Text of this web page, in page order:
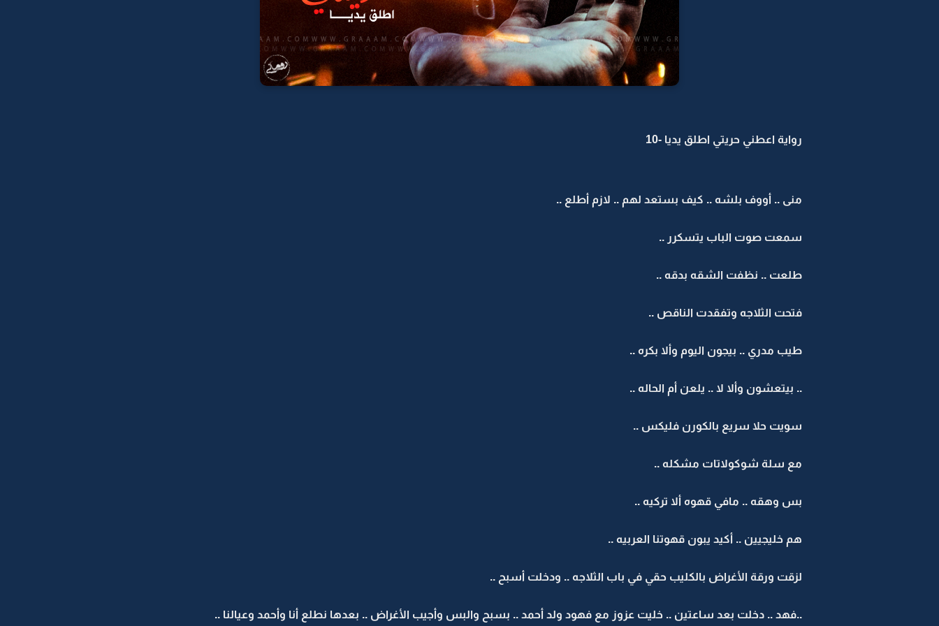
رواية اعطني حريتي اطلق يديا -10
منى .. أووف بلشه .. كيف بستعد لهم .. لازم أطلع ..
سمعت صوت الباب يتسكرر ..
طلعت .. نظفت الشقه بدقه ..
فتحت الثلاجه وتفقدت الناقص ..
طيب مدري .. بيجون اليوم وألا بكره ..
..‏ بيتعشون وألا لا .. يلعن أم الحاله ..
سويت حلا سريع بالكورن فليكس ..
مع سلة شوكولاتات مشكله ..
بس وهقه .. مافي قهوه ألا تركيه ..
هم خليجيين .. أكيد يبون قهوتنا العربيه ..
لزقت ورقة الأغراض بالكليب حقي في باب الثلاجه .. ودخلت أسبح ..
..فهد .. دخلت بعد ساعتين .. خليت عزوز مع فهود ولد أحمد .. بسبح والبس وأجيب الأغراض .. بعدها نطلع أنا وأحمد وعيالنا ..